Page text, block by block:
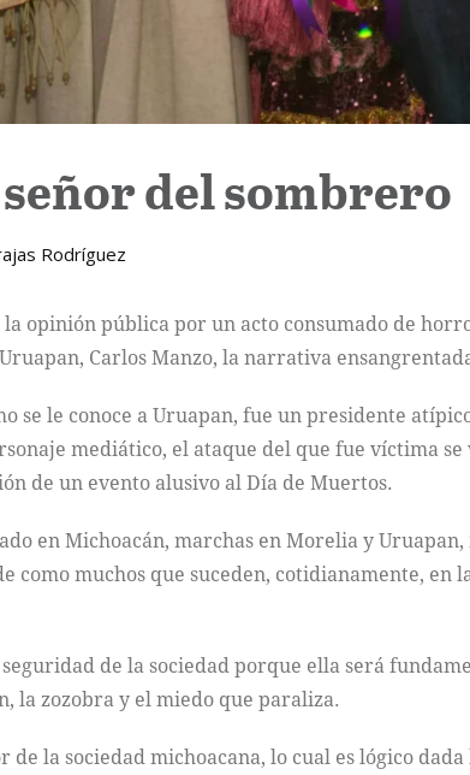
del sombrero
Rodríguez
la opinión pública por un acto consumado de
Carlos Manzo, la narrativa
se le conoce a Uruapan, fue un presidente
mediático, el ataque del que fue víctima
de un evento alusivo al Día de Muertos.
en Michoacán, marchas en Morelia y
como muchos que suceden, cotidianamente,
de la sociedad porque ella será
la zozobra y el miedo que paraliza.
la sociedad michoacana, lo cual es lógico